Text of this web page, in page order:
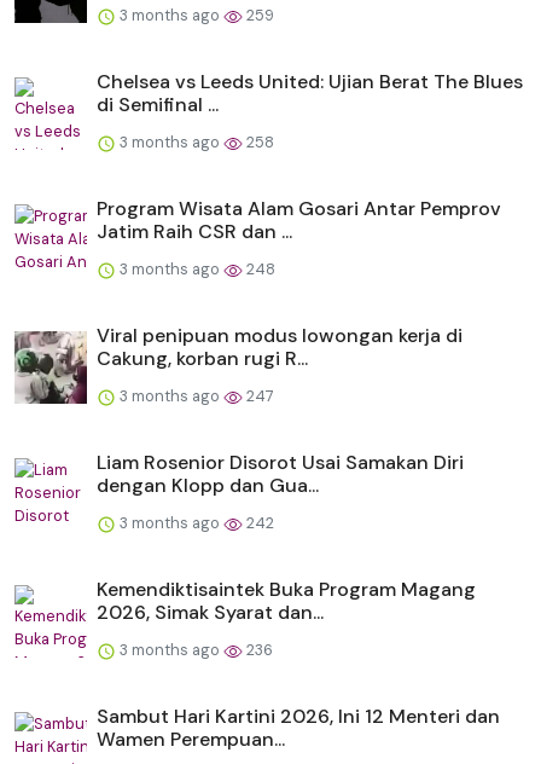
3 months ago 259
Chelsea vs Leeds United: Ujian Berat The Blues
di Semifinal ...
3 months ago 258
Program Wisata Alam Gosari Antar Pemprov
Jatim Raih CSR dan ...
3 months ago 248
Viral penipuan modus lowongan kerja di
Cakung, korban rugi R...
3 months ago 247
Liam Rosenior Disorot Usai Samakan Diri
dengan Klopp dan Gua...
3 months ago 242
Kemendiktisaintek Buka Program Magang
2026, Simak Syarat dan...
3 months ago 236
Sambut Hari Kartini 2026, Ini 12 Menteri dan
Wamen Perempuan...